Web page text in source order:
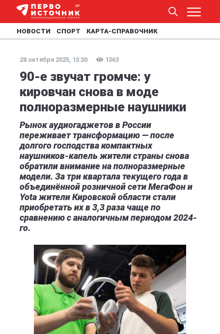
НОВОСТИ СПОРТ КАРТА-СПРАВОЧНИК
28 октября 2025, 13:30 1363
90-е звучат громче: у
кировчан снова в моде
полноразмерные наушники
Рынок аудиогаджетов в России
переживает трансформацию — после
долгого господства компактных
наушников-капель жители страны снова
обратили внимание на полноразмерные
модели. За три квартала текущего года в
объединённой розничной сети МегаФон и
Yota жители Кировской области стали
приобретать их в 3,3 раза чаще по
сравнению с аналогичным периодом 2024-
го.